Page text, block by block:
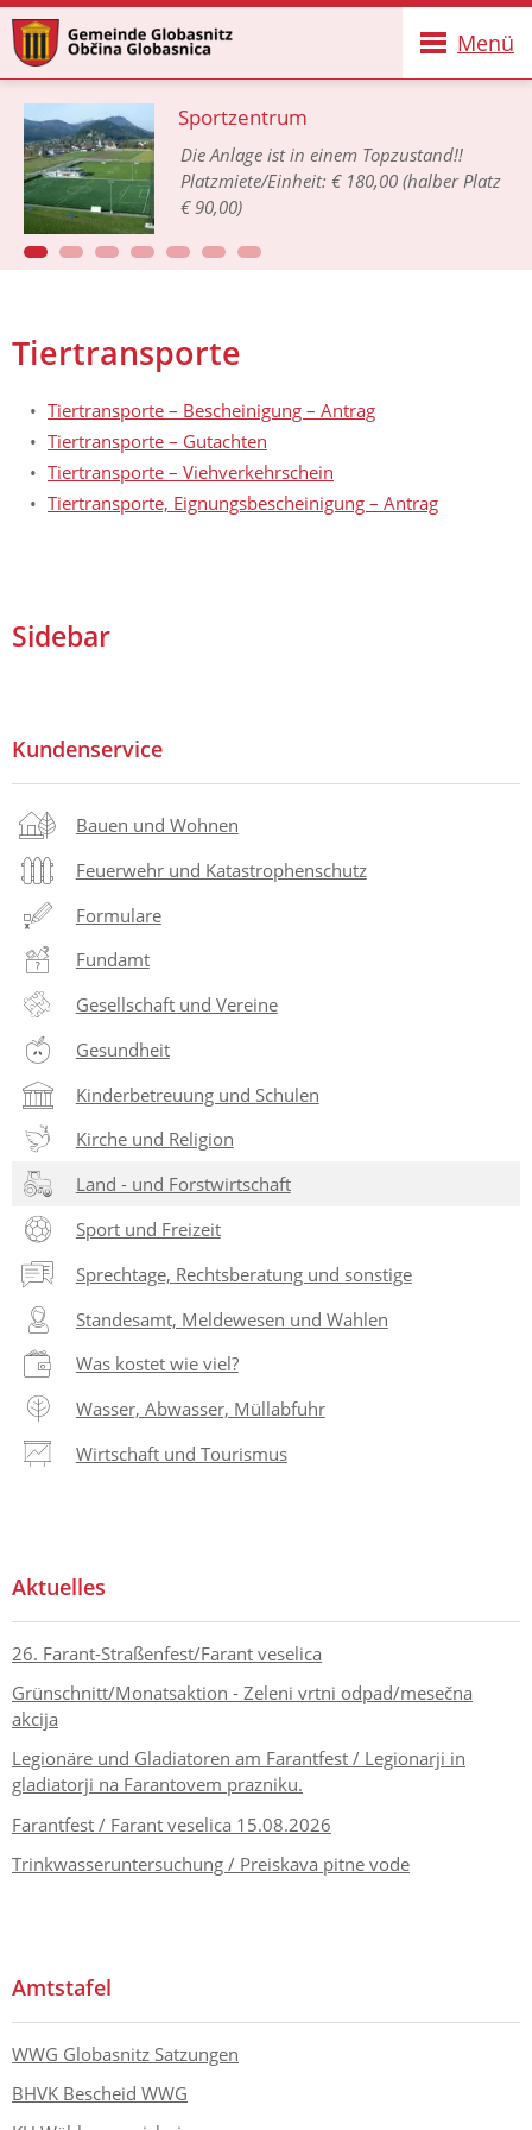
Menü
Sportzentrum
Die Anlage ist in einem Topzustand!!
Platzmiete/Einheit: € 180,00 (halber Platz
€ 90,00)
Tiertransporte
Tiertransporte – Bescheinigung – Antrag
Tiertransporte – Gutachten
Tiertransporte – Viehverkehrschein
Tiertransporte, Eignungsbescheinigung – Antrag
Sidebar
Kundenservice
Bauen und Wohnen
Feuerwehr und Katastrophenschutz
Formulare
Fundamt
Gesellschaft und Vereine
Gesundheit
Kinderbetreuung und Schulen
Kirche und Religion
Land - und Forstwirtschaft
Sport und Freizeit
Sprechtage, Rechtsberatung und sonstige
Standesamt, Meldewesen und Wahlen
Was kostet wie viel?
Wasser, Abwasser, Müllabfuhr
Wirtschaft und Tourismus
Aktuelles
26. Farant-Straßenfest/Farant veselica
Grünschnitt/Monatsaktion - Zeleni vrtni odpad/mesečna
akcija
Legionäre und Gladiatoren am Farantfest / Legionarji in
gladiatorji na Farantovem prazniku.
Farantfest / Farant veselica 15.08.2026
Trinkwasseruntersuchung / Preiskava pitne vode
Amtstafel
WWG Globasnitz Satzungen
BHVK Bescheid WWG